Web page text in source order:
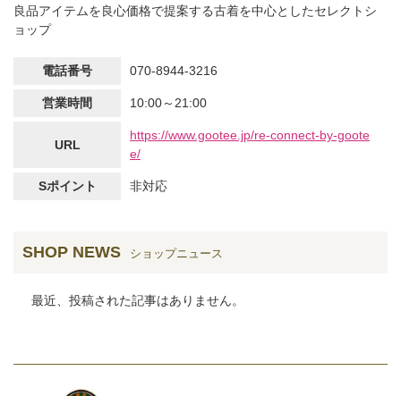
良品アイテムを良心価格で提案する古着を中心としたセレクトシ
ョップ
電話番号 070-8944-3216
営業時間 10:00～21:00
URL
https://www.gootee.jp/re-connect-by-goote
e/
Sポイント 非対応
SHOP NEWS ショップニュース
最近、投稿された記事はありません。